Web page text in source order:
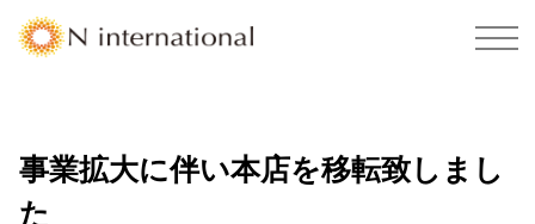
事業拡大に伴い本店を移転致しまし
た